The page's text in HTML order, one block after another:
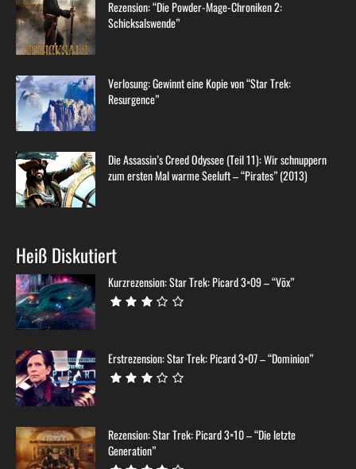
Rezension: “Die Powder-Mage-Chroniken 2:
Schicksalswende”
Verlosung: Gewinnt eine Kopie von “Star Trek:
Resurgence”
Die Assassin’s Creed Odyssee (Teil 11): Wir schnuppern
zum ersten Mal warme Seeluft – “Pirates” (2013)
Heiß Diskutiert
Kurzrezension: Star Trek: Picard 3×09 – “Võx”
Erstrezension: Star Trek: Picard 3×07 – “Dominion”
Rezension: Star Trek: Picard 3×10 – “Die letzte
Generation”